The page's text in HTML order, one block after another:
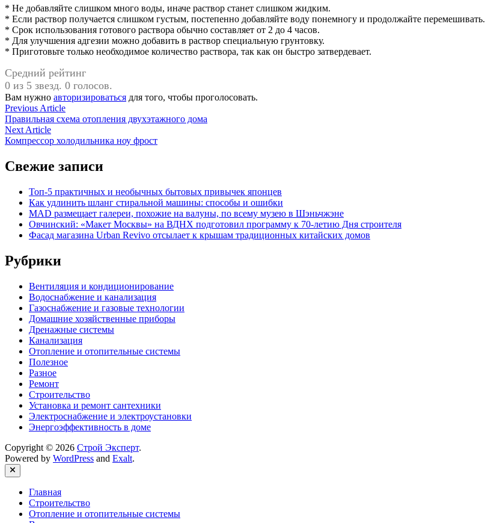
* Не добавляйте слишком много воды, иначе раствор станет слишком жидким.
* Если раствор получается слишком густым, постепенно добавляйте воду понемногу и продолжайте перемешивать.
* Срок использования готового раствора обычно составляет от 2 до 4 часов.
* Для улучшения адгезии можно добавить в раствор специальную грунтовку.
* Приготовьте только необходимое количество раствора, так как он быстро затвердевает.
Средний рейтинг
0 из 5 звезд. 0 голосов.
Вам нужно авторизироваться для того, чтобы проголосовать.
Навигация
по
записям
Previous ArticlePrevious
article:
Правильная схема отопления двухэтажного дома
Next ArticleNext
article:
Компрессор холодильника ноу фрост
Свежие записи
Топ-5 практичных и необычных бытовых привычек японцев
Как удлинить шланг стиральной машины: способы и ошибки
MAD размещает галереи, похожие на валуны, по всему музею в Шэньчжэне
Овчинский: «Макет Москвы» на ВДНХ подготовил программу к 70-летию Дня строителя
Фасад магазина Urban Revivo отсылает к крышам традиционных китайских домов
Рубрики
Вентиляция и кондиционирование
Водоснабжение и канализация
Газоснабжение и газовые технологии
Домашние хозяйственные приборы
Дренажные системы
Канализация
Отопление и отопительные системы
Полезное
Разное
Ремонт
Строительство
Установка и ремонт сантехники
Электроснабжение и электроустановки
Энергоэффективность в доме
Copyright © 2026 Строй Эксперт.
Powered by WordPress and Exalt.
Close
Главная
Строительство
Отопление и отопительные системы